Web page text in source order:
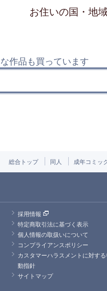
お住いの国・地
作品も買っています
総合トップ 同人 成年コミッ
採用情報
特定商取引法に基づく表示
個人情報の取扱いについて
コンプライアンスポリシー
カスタマーハラスメントに対す
動指針
サイトマップ